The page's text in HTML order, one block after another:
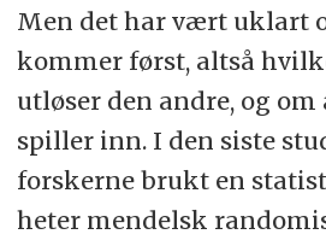
Men det har vært uklart
kommer først, altså
utløser den andre, og
spiller inn. I den siste
forskerne brukt en
heter mendelsk